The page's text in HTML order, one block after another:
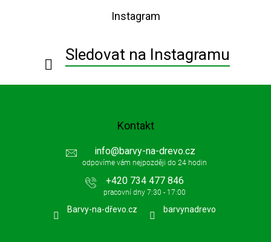
Instagram
Sledovat na Instagramu
Kontakt
info@barvy-na-drevo.cz
+420 734 477 846
Barvy-na-dřevo.cz barvynadrevo